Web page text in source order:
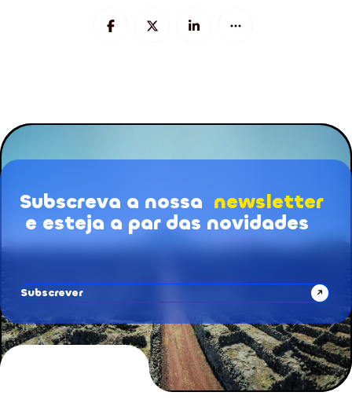
Subscrição de Newsletters
Subscreva a nossa newsletter
e esteja a par das novidades
Subscrever